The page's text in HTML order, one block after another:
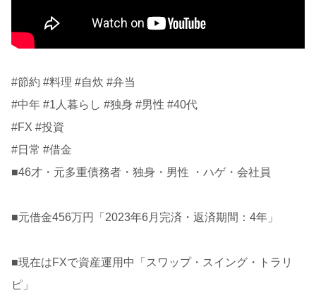
#節約 #料理 #自炊 #弁当
#中年 #1人暮らし #独身 #男性 #40代
#FX #投資
#日常 #借金
■46才・元多重債務者・独身・男性 ・ハゲ・会社員
■元借金456万円「2023年6月完済・返済期間：4年」
■現在はFXで資産運用中「スワップ・スイング・トラリ
ピ」